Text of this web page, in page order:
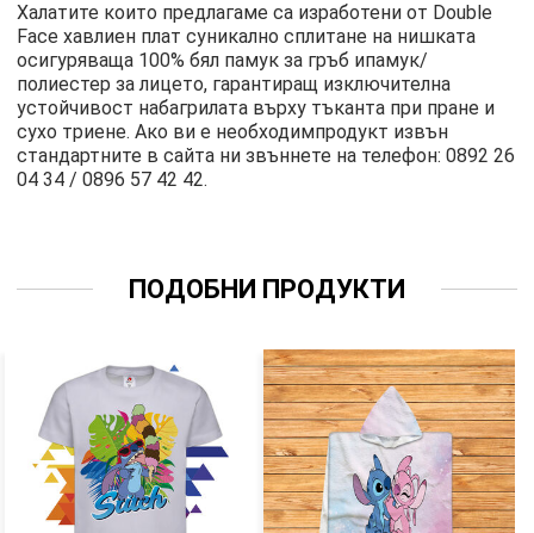
Халатите които предлагаме са изработени от Double
Face хавлиен плат суникално сплитане на нишката
осигуряваща 100% бял памук за гръб ипамук/
полиестер за лицето, гарантиращ изключителна
устойчивост набагрилата върху тъканта при пране и
сухо триене. Ако ви е необходимпродукт извън
стандартните в сайта ни звъннете на телефон: 0892 26
04 34 / 0896 57 42 42.
ПОДОБНИ ПРОДУКТИ